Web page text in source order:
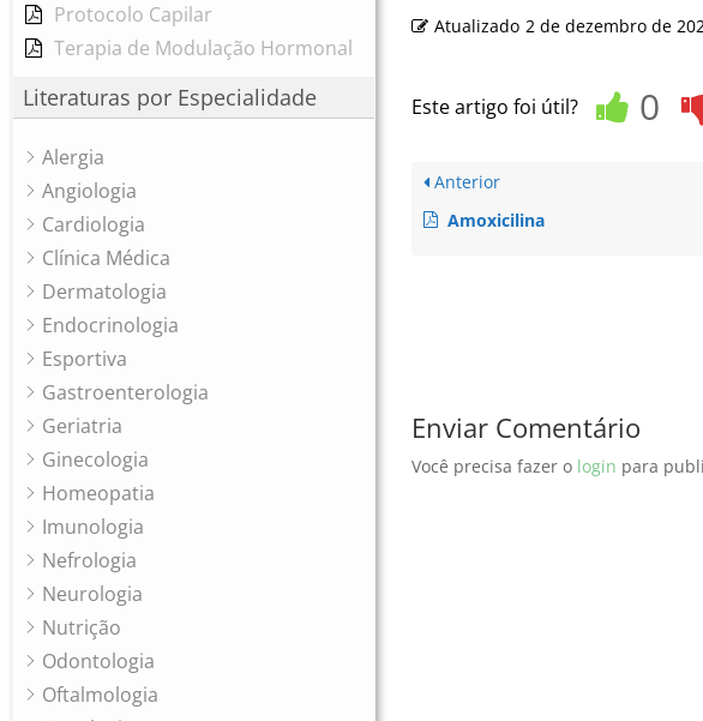
Protocolo Capilar
Terapia de Modulação Hormonal
Literaturas por Especialidade
Alergia
Angiologia
Cardiologia
Clínica Médica
Dermatologia
Endocrinologia
Esportiva
Gastroenterologia
Geriatria
Ginecologia
Homeopatia
Imunologia
Nefrologia
Neurologia
Nutrição
Odontologia
Oftalmologia
Atualizado 2 de dezembro de
Este artigo foi útil? 0
Anterior
Amoxicilina
Enviar Comentário
Você precisa fazer o login para